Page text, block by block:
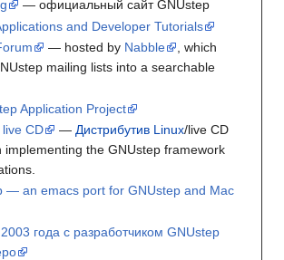
— официальный сайт GNUstep
and Developer Tutorials
— hosted by Nabble
, which
mailing lists into a searchable
Application Project
CD
— Дистрибутив Linux/live CD
implementing the GNUstep framework
— an emacs port for GNUstep and Mac
года с разработчиком GNUstep